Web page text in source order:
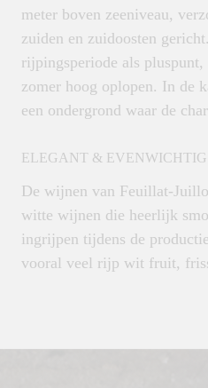
meter boven zeeniveau,
zuiden en zuidoosten
rijpingsperiode als
zomer hoog oplopen. In de
een ondergrond waar de
ELEGANT & EVENWICHTIG
De wijnen van Feuillat-
witte wijnen die heerlijk
ingrijpen tijdens de
vooral veel rijp wit fruit,